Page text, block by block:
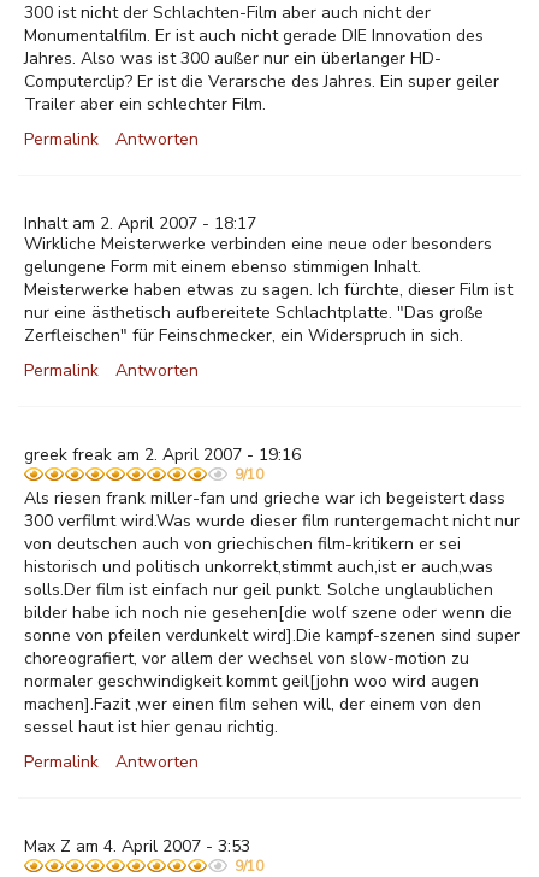
300 ist nicht der Schlachten-Film aber auch nicht der
Monumentalfilm. Er ist auch nicht gerade DIE Innovation des
Jahres. Also was ist 300 außer nur ein überlanger HD-
Computerclip? Er ist die Verarsche des Jahres. Ein super geiler
Trailer aber ein schlechter Film.
Permalink
Antworten
Inhalt am 2. April 2007 - 18:17
Wirkliche Meisterwerke verbinden eine neue oder besonders
gelungene Form mit einem ebenso stimmigen Inhalt.
Meisterwerke haben etwas zu sagen. Ich fürchte, dieser Film ist
nur eine ästhetisch aufbereitete Schlachtplatte. "Das große
Zerfleischen" für Feinschmecker, ein Widerspruch in sich.
Permalink
Antworten
greek freak am 2. April 2007 - 19:16
9/10
Als riesen frank miller-fan und grieche war ich begeistert dass
300 verfilmt wird.Was wurde dieser film runtergemacht nicht nur
von deutschen auch von griechischen film-kritikern er sei
historisch und politisch unkorrekt,stimmt auch,ist er auch,was
solls.Der film ist einfach nur geil punkt. Solche unglaublichen
bilder habe ich noch nie gesehen[die wolf szene oder wenn die
sonne von pfeilen verdunkelt wird].Die kampf-szenen sind super
choreografiert, vor allem der wechsel von slow-motion zu
normaler geschwindigkeit kommt geil[john woo wird augen
machen].Fazit ,wer einen film sehen will, der einem von den
sessel haut ist hier genau richtig.
Permalink
Antworten
Max Z am 4. April 2007 - 3:53
9/10